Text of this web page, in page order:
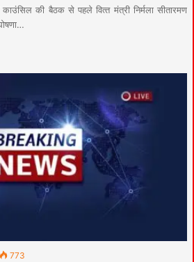
की बैठक से पहले वित्‍त मंत्री निर्मला सीतारमण
773